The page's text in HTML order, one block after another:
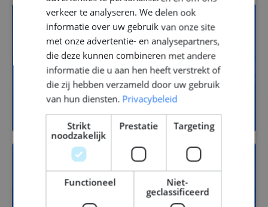
13
Jachtbouw
14
verkeer te analyseren. We delen ook
informatie over uw gebruik van onze site
met onze advertentie- en analysepartners,
die deze kunnen combineren met andere
informatie die u aan hen heeft verstrekt of
die zij hebben verzameld door uw gebruik
van hun diensten. Privacybeleid
Strikt
noodzakelijk
Prestatie Targeting
Functioneel
Niet-
geclassificeerd